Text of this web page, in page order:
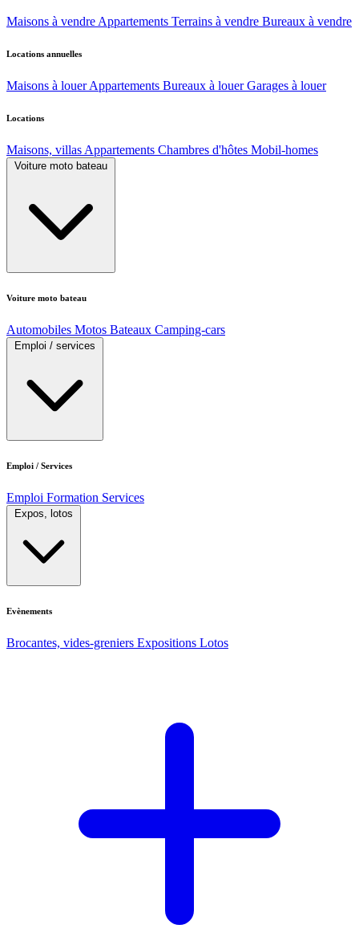
Maisons à vendre Appartements Terrains à vendre Bureaux à vendre
Locations annuelles
Maisons à louer Appartements Bureaux à louer Garages à louer
Locations
Maisons, villas Appartements Chambres d'hôtes Mobil-homes
Voiture moto bateau
Voiture moto bateau
Automobiles Motos Bateaux Camping-cars
Emploi / services
Emploi / Services
Emploi Formation Services
Expos, lotos
Evènements
Brocantes, vides-greniers Expositions Lotos